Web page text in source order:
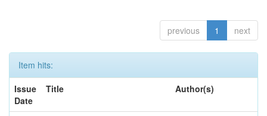
previous 1 next
Item hits:
Issue
Date
Title Author(s)